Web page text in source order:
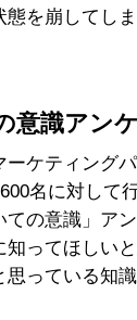
を崩してし
意識アン
ケティングパ
名に対して
の意識」ア
知ってほしい
思っている知